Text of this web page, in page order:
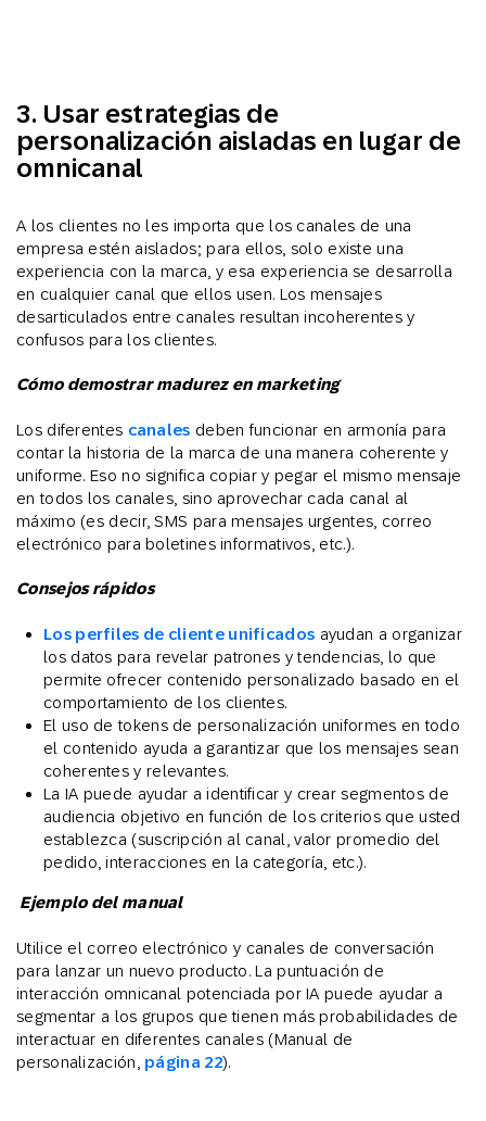
3. Usar estrategias de
personalización aisladas en lugar de
omnicanal
A los clientes no les importa que los canales de una
empresa estén aislados; para ellos, solo existe una
experiencia con la marca, y esa experiencia se desarrolla
en cualquier canal que ellos usen. Los mensajes
desarticulados entre canales resultan incoherentes y
confusos para los clientes.
Cómo demostrar madurez en marketing
Los diferentes canales deben funcionar en armonía para
contar la historia de la marca de una manera coherente y
uniforme. Eso no significa copiar y pegar el mismo mensaje
en todos los canales, sino aprovechar cada canal al
máximo (es decir, SMS para mensajes urgentes, correo
electrónico para boletines informativos, etc.).
Consejos rápidos
Los perfiles de cliente unificados ayudan a organizar
los datos para revelar patrones y tendencias, lo que
permite ofrecer contenido personalizado basado en el
comportamiento de los clientes.
El uso de tokens de personalización uniformes en todo
el contenido ayuda a garantizar que los mensajes sean
coherentes y relevantes.
La IA puede ayudar a identificar y crear segmentos de
audiencia objetivo en función de los criterios que usted
establezca (suscripción al canal, valor promedio del
pedido, interacciones en la categoría, etc.).
Ejemplo del manual
Utilice el correo electrónico y canales de conversación
para lanzar un nuevo producto. La puntuación de
interacción omnicanal potenciada por IA puede ayudar a
segmentar a los grupos que tienen más probabilidades de
interactuar en diferentes canales (Manual de
personalización, página 22).